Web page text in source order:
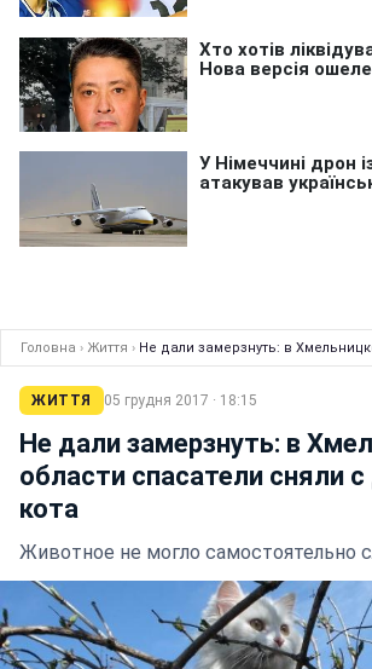
Головна › Життя › Не дали замерзнуть: в
ЖИТТЯ 05 грудня 2017 · 18:15
Не дали замерзнуть: в
области спасатели сняли
кота
Животное не могло самостоятельно